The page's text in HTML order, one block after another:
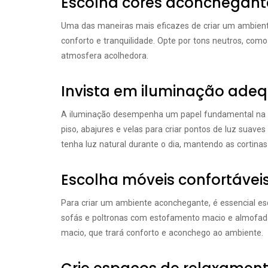
Uma das maneiras mais eficazes de criar um
conforto e tranquilidade. Opte por tons neutros,
atmosfera acolhedora.
Invista em iluminação
A iluminação desempenha um papel fundamental
piso, abajures e velas para criar pontos de luz
tenha luz natural durante o dia, mantendo as
Escolha móveis
Para criar um ambiente aconchegante, é essencial
sofás e poltronas com estofamento macio e
macio, que trará conforto e aconchego ao ambiente.